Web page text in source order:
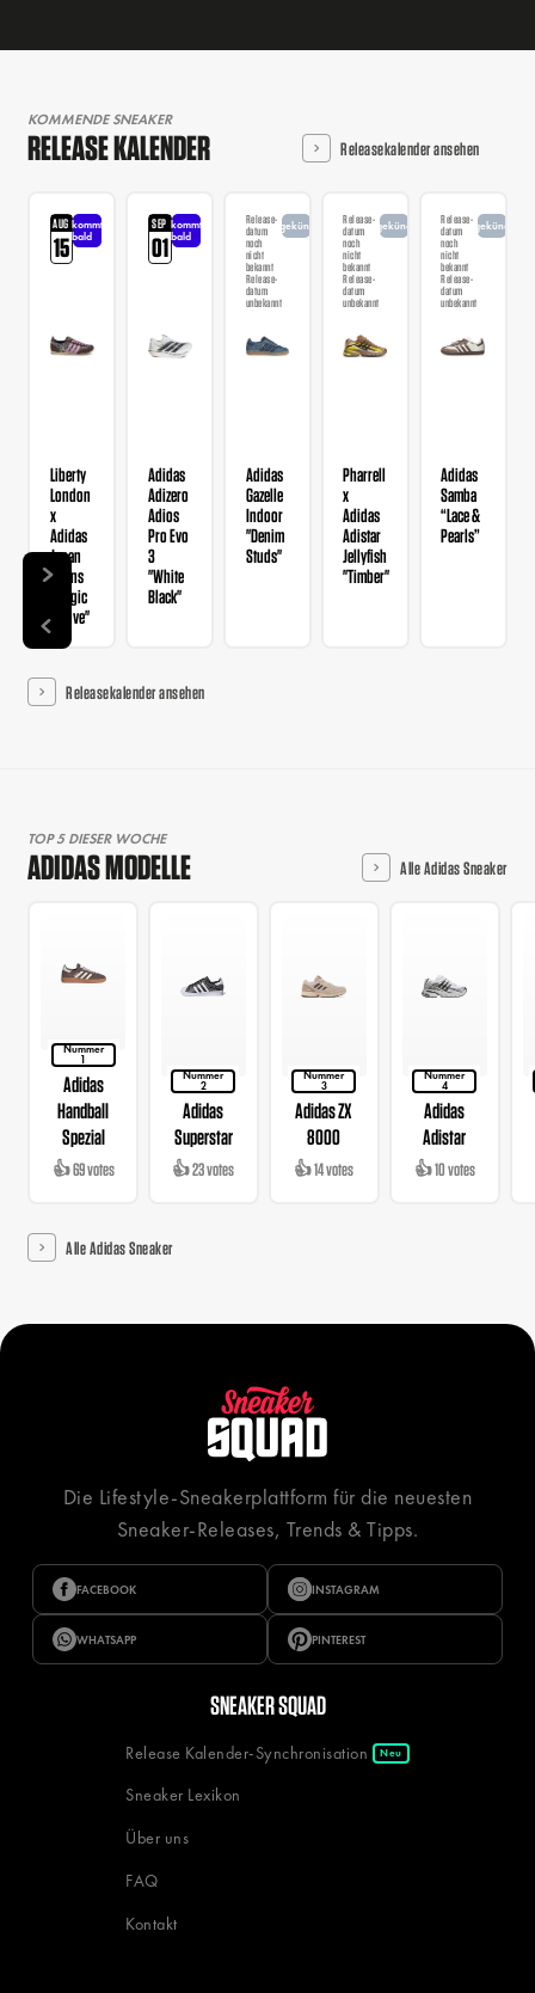
KOMMENDE SNEAKER
RELEASE KALENDER Releasekalender ansehen
AUG
15
kommt
bald
Liberty
London
x
Adidas
Japan
Wmns
"Magic
Mauve"
SEP
01
kommt
bald
Adidas
Adizero
Adios
Pro Evo
3
"White
Black"
Release-
datum
noch
nicht
bekannt
Release-
datum
unbekannt
angekündigt
Adidas
Gazelle
Indoor
"Denim
Studs"
Release-
datum
noch
nicht
bekannt
Release-
datum
unbekannt
angekündigt
Pharrell
x
Adidas
Adistar
Jellyfish
"Timber"
Release-
datum
noch
nicht
bekannt
Release-
datum
unbekannt
angekündigt
Adidas
Samba
“Lace &
Pearls”
Releasekalender ansehen
TOP 5 DIESER WOCHE
ADIDAS MODELLE Alle Adidas Sneaker
Nummer
1
Adidas
Handball
Spezial
👍 69 votes
Nummer
2
Adidas
Superstar
👍 23 votes
Nummer
3
Adidas ZX
8000
👍 14 votes
Nummer
4
Adidas
Adistar
👍 10 votes
Alle Adidas Sneaker
Die Lifestyle-Sneakerplattform für die neuesten
Sneaker-Releases, Trends & Tipps.
FACEBOOK INSTAGRAM
WHATSAPP PINTEREST
SNEAKER SQUAD
Release Kalender-Synchronisation Neu
Sneaker Lexikon
Über uns
FAQ
Kontakt